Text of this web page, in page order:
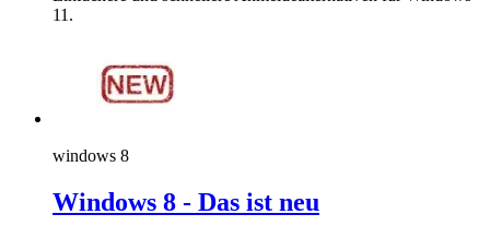
11.
windows 8
Windows 8 - Das ist neu